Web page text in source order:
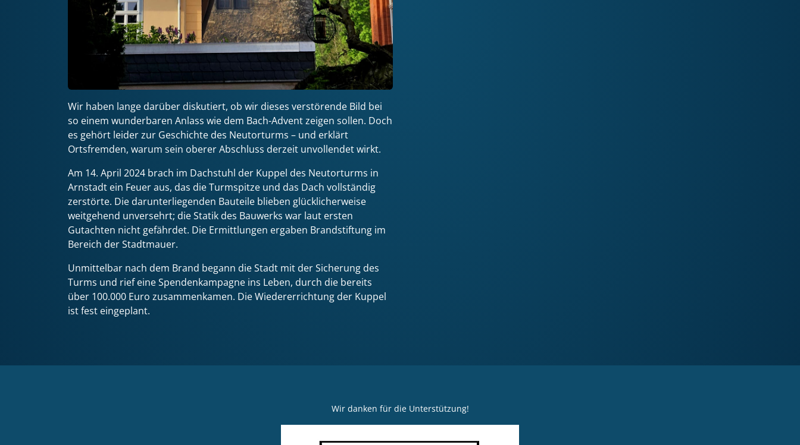
Wir haben lange darüber diskutiert, ob wir dieses verstörende Bild bei
so einem wunderbaren Anlass wie dem Bach-Advent zeigen sollen. Doch
es gehört leider zur Geschichte des Neutorturms – und erklärt
Ortsfremden, warum sein oberer Abschluss derzeit unvollendet wirkt.
Am 14. April 2024 brach im Dachstuhl der Kuppel des Neutorturms in
Arnstadt ein Feuer aus, das die Turmspitze und das Dach vollständig
zerstörte. Die darunterliegenden Bauteile blieben glücklicherweise
weitgehend unversehrt; die Statik des Bauwerks war laut ersten
Gutachten nicht gefährdet. Die Ermittlungen ergaben Brandstiftung im
Bereich der Stadtmauer.
Unmittelbar nach dem Brand begann die Stadt mit der Sicherung des
Turms und rief eine Spendenkampagne ins Leben, durch die bereits
über 100.000 Euro zusammenkamen. Die Wiedererrichtung der Kuppel
ist fest eingeplant.
Wir danken für die Unterstützung!